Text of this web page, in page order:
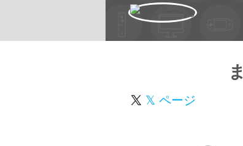
𝕏 ページ